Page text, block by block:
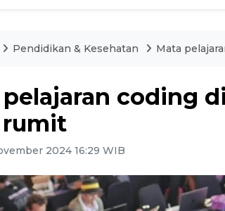
Pendidikan & Kesehatan Mata
pelajaran coding
rumit
2024 16:29 WIB